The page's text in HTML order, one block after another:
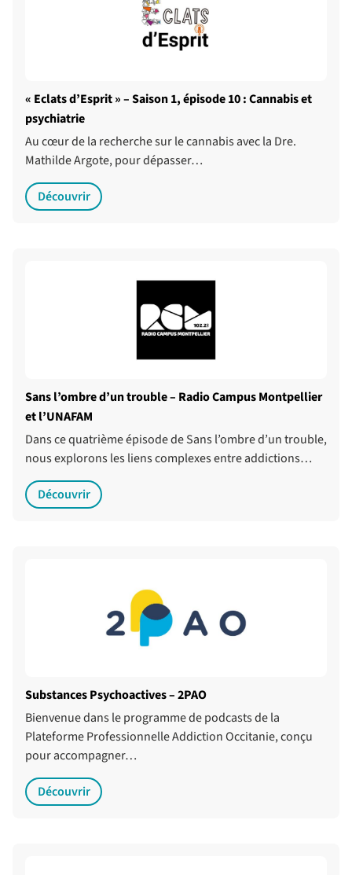
« Eclats d’Esprit » – Saison 1, épisode 10 : Cannabis et
psychiatrie
Au cœur de la recherche sur le cannabis avec la Dre.
Mathilde Argote, pour dépasser…
Découvrir
Sans l’ombre d’un trouble – Radio Campus Montpellier
et l’UNAFAM
Dans ce quatrième épisode de Sans l’ombre d’un trouble,
nous explorons les liens complexes entre addictions…
Découvrir
Substances Psychoactives – 2PAO
Bienvenue dans le programme de podcasts de la
Plateforme Professionnelle Addiction Occitanie, conçu
pour accompagner…
Découvrir